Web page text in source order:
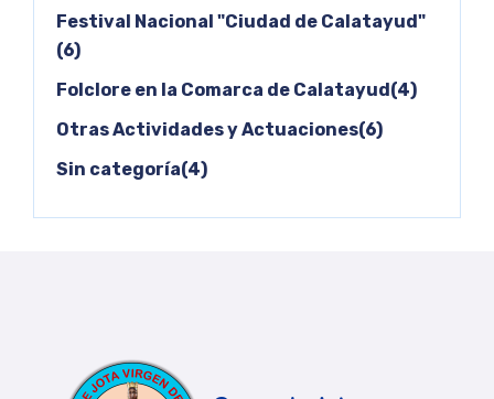
Festival Nacional "Ciudad de Calatayud"
(6)
Folclore en la Comarca de Calatayud(4)
Otras Actividades y Actuaciones(6)
Sin categoría(4)